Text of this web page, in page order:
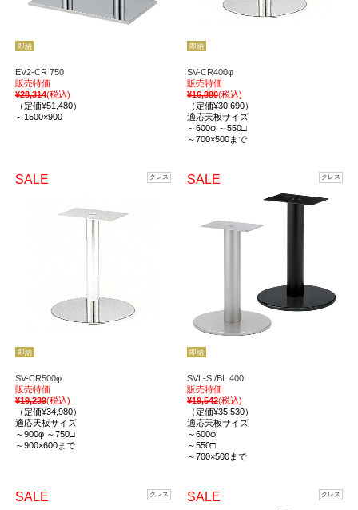
即納
EV2-CR 750
販売特価
¥28,314(税込)
（定価¥51,480）
～1500×900
即納
SV-CR400φ
販売特価
¥16,880(税込)
（定価¥30,690）
適応天板サイズ
～600φ ～550□
～700×500まで
SALE クレス
即納
SV-CR500φ
販売特価
¥19,239(税込)
（定価¥34,980）
適応天板サイズ
～900φ ～750□
～900×600まで
SALE クレス
即納
SVL-SI/BL 400
販売特価
¥19,542(税込)
（定価¥35,530）
適応天板サイズ
～600φ
～550□
～700×500まで
SALE クレス SALE クレス